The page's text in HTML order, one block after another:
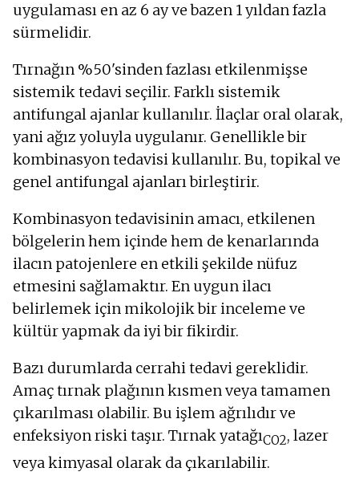
uygulaması en az 6 ay ve bazen 1 yıldan fazla
sürmelidir.
Tırnağın %50'sinden fazlası etkilenmişse
sistemik tedavi seçilir. Farklı sistemik
antifungal ajanlar kullanılır. İlaçlar oral olarak,
yani ağız yoluyla uygulanır. Genellikle bir
kombinasyon tedavisi kullanılır. Bu, topikal ve
genel antifungal ajanları birleştirir.
Kombinasyon tedavisinin amacı, etkilenen
bölgelerin hem içinde hem de kenarlarında
ilacın patojenlere en etkili şekilde nüfuz
etmesini sağlamaktır. En uygun ilacı
belirlemek için mikolojik bir inceleme ve
kültür yapmak da iyi bir fikirdir.
Bazı durumlarda cerrahi tedavi gereklidir.
Amaç tırnak plağının kısmen veya tamamen
çıkarılması olabilir. Bu işlem ağrılıdır ve
enfeksiyon riski taşır. Tırnak yatağıCO2, lazer
veya kimyasal olarak da çıkarılabilir.